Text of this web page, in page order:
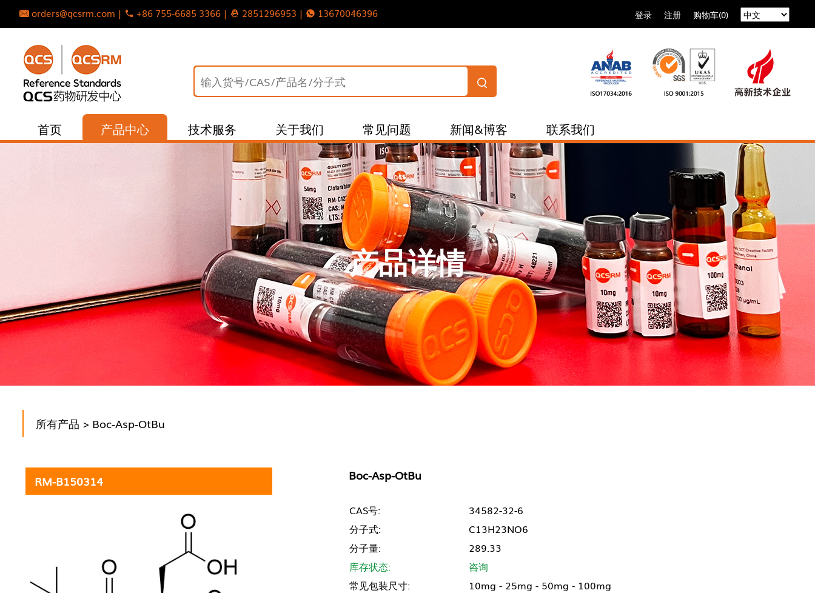
orders@qcsrm.com | +86 755-6685 3366 | 2851296953 | 13670046396 登录 注册 购物车(0)
首页 产品中心 技术服务 关于我们 常见问题 新闻&博客 联系我们
产品详情
所有产品 > Boc-Asp-OtBu
RM-B150314 Boc-Asp-OtBu
CAS号:
34582-32-6
分子式:
C13H23NO6
分子量:
289.33
库存状态:
咨询
常见包装尺寸:
10mg - 25mg - 50mg - 100mg